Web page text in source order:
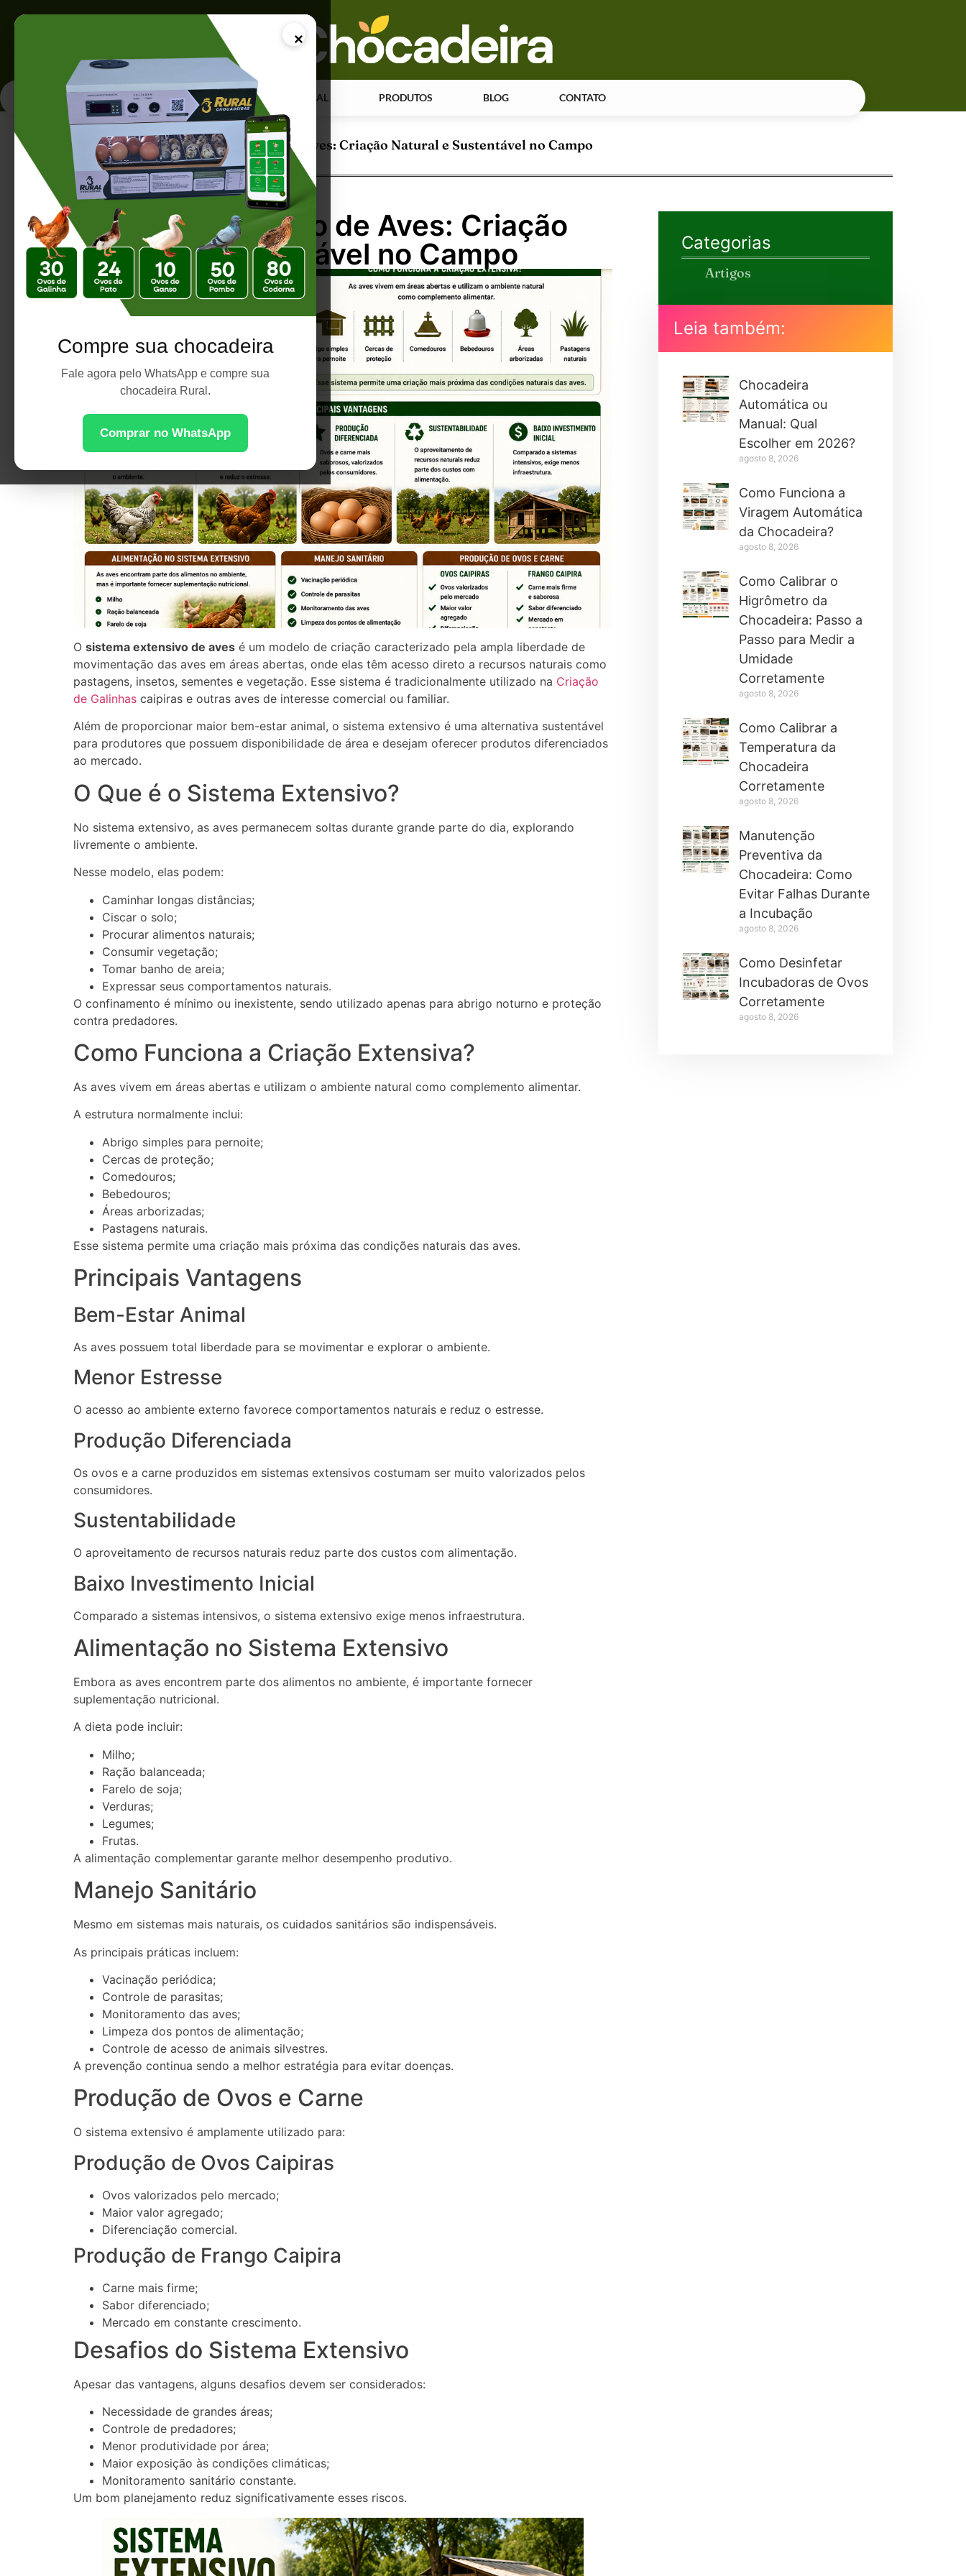
×
Compre sua chocadeira
Fale agora pelo WhatsApp e compre sua
chocadeira Rural.
Comprar no WhatsApp
PÁGINA INICIAL PRODUTOS BLOG CONTATO
Página Inicial |Sistema Extensivo de Aves: Criação Natural e Sustentável no Campo
Sistema Extensivo de Aves: Criação
Natural e Sustentável no Campo
O sistema extensivo de aves é um modelo de criação caracterizado pela ampla liberdade de
movimentação das aves em áreas abertas, onde elas têm acesso direto a recursos naturais como
pastagens, insetos, sementes e vegetação. Esse sistema é tradicionalmente utilizado na Criação
de Galinhas caipiras e outras aves de interesse comercial ou familiar.
Além de proporcionar maior bem-estar animal, o sistema extensivo é uma alternativa sustentável
para produtores que possuem disponibilidade de área e desejam oferecer produtos diferenciados
ao mercado.
O Que é o Sistema Extensivo?
No sistema extensivo, as aves permanecem soltas durante grande parte do dia, explorando
livremente o ambiente.
Nesse modelo, elas podem:
Caminhar longas distâncias;
Ciscar o solo;
Procurar alimentos naturais;
Consumir vegetação;
Tomar banho de areia;
Expressar seus comportamentos naturais.
O confinamento é mínimo ou inexistente, sendo utilizado apenas para abrigo noturno e proteção
contra predadores.
Como Funciona a Criação Extensiva?
As aves vivem em áreas abertas e utilizam o ambiente natural como complemento alimentar.
A estrutura normalmente inclui:
Abrigo simples para pernoite;
Cercas de proteção;
Comedouros;
Bebedouros;
Áreas arborizadas;
Pastagens naturais.
Esse sistema permite uma criação mais próxima das condições naturais das aves.
Principais Vantagens
Bem-Estar Animal
As aves possuem total liberdade para se movimentar e explorar o ambiente.
Menor Estresse
O acesso ao ambiente externo favorece comportamentos naturais e reduz o estresse.
Produção Diferenciada
Os ovos e a carne produzidos em sistemas extensivos costumam ser muito valorizados pelos
consumidores.
Sustentabilidade
O aproveitamento de recursos naturais reduz parte dos custos com alimentação.
Baixo Investimento Inicial
Comparado a sistemas intensivos, o sistema extensivo exige menos infraestrutura.
Alimentação no Sistema Extensivo
Embora as aves encontrem parte dos alimentos no ambiente, é importante fornecer
suplementação nutricional.
A dieta pode incluir:
Milho;
Ração balanceada;
Farelo de soja;
Verduras;
Legumes;
Frutas.
A alimentação complementar garante melhor desempenho produtivo.
Manejo Sanitário
Mesmo em sistemas mais naturais, os cuidados sanitários são indispensáveis.
As principais práticas incluem:
Vacinação periódica;
Controle de parasitas;
Monitoramento das aves;
Limpeza dos pontos de alimentação;
Controle de acesso de animais silvestres.
A prevenção continua sendo a melhor estratégia para evitar doenças.
Produção de Ovos e Carne
O sistema extensivo é amplamente utilizado para:
Produção de Ovos Caipiras
Ovos valorizados pelo mercado;
Maior valor agregado;
Diferenciação comercial.
Produção de Frango Caipira
Carne mais firme;
Sabor diferenciado;
Mercado em constante crescimento.
Desafios do Sistema Extensivo
Apesar das vantagens, alguns desafios devem ser considerados:
Necessidade de grandes áreas;
Controle de predadores;
Menor produtividade por área;
Maior exposição às condições climáticas;
Monitoramento sanitário constante.
Um bom planejamento reduz significativamente esses riscos.
Categorias
Artigos
Leia também:
Chocadeira
Automática ou
Manual: Qual
Escolher em 2026?
agosto 8, 2026
Como Funciona a
Viragem Automática
da Chocadeira?
agosto 8, 2026
Como Calibrar o
Higrômetro da
Chocadeira: Passo a
Passo para Medir a
Umidade
Corretamente
agosto 8, 2026
Como Calibrar a
Temperatura da
Chocadeira
Corretamente
agosto 8, 2026
Manutenção
Preventiva da
Chocadeira: Como
Evitar Falhas Durante
a Incubação
agosto 8, 2026
Como Desinfetar
Incubadoras de Ovos
Corretamente
agosto 8, 2026